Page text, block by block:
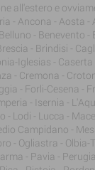
all'estero e
- Ancona - Aosta -
- Benevento -
- Brindisi -
Iglesias -
- Cremona -
- Forli-Cesena -
- Isernia -
- Lodi - Lucca -
Campidano -
- Ogliastra - Olbia-
- Pavia -